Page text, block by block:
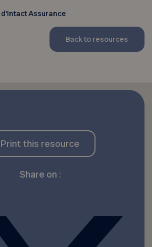
Assurance
Back to resources
Print this resource
Share on :